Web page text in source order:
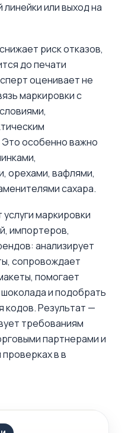
или выход на
риск отказов,
до печати
оценивает не
маркировки с
особенно важно
орехами, вафлями,
сахара.
маркировки
импортеров,
анализирует
сопровождает
помогает
и подобрать
кодов. Результат —
требованиям
партнерами и
в в